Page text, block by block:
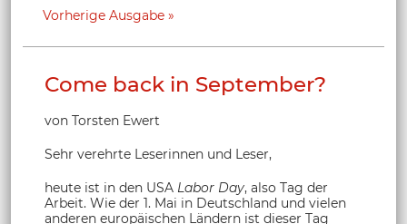
Vorherige Ausgabe
Come back in September?
von Torsten Ewert
Sehr verehrte Leserinnen und Leser,
heute ist in den USA Labor Day, also Tag der
Arbeit. Wie der 1. Mai in Deutschland und vielen
anderen europäischen Ländern ist dieser Tag